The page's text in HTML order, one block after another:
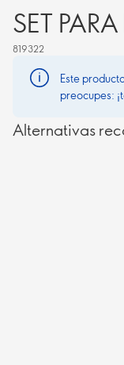
SET PARA
819322
Este
preocupes:
Alternativas